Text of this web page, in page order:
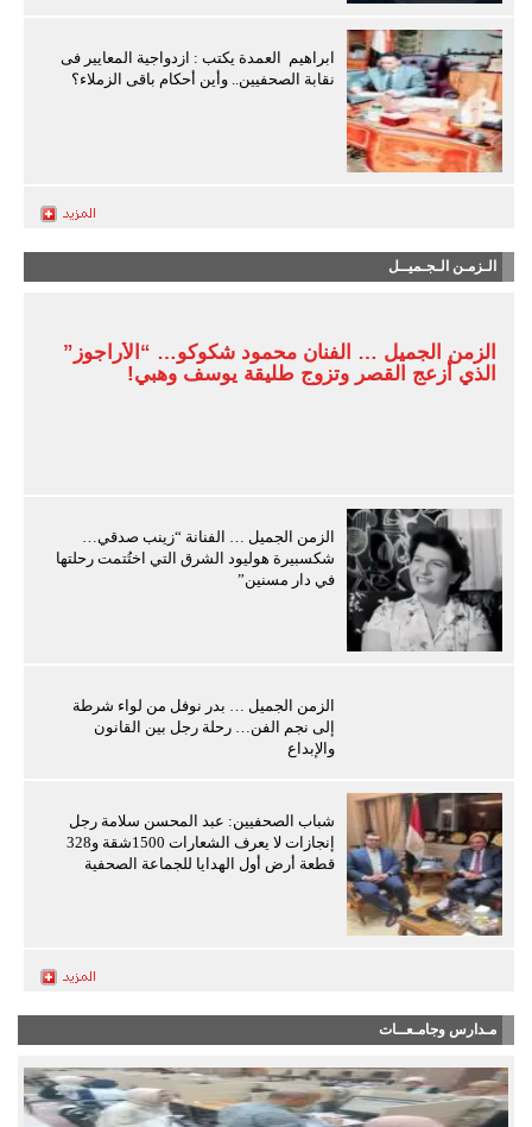
ابراهيم العمدة يكتب : ازدواجية المعايير فى
نقابة الصحفيين.. وأين أحكام باقى الزملاء؟
الـزمـن الـجـميــل
الزمن الجميل … الفنان محمود شكوكو… “الأراجوز”
الذي أزعج القصر وتزوج طليقة يوسف وهبي!
الزمن الجميل … الفنانة “زينب صدقي…
شكسبيرة هوليود الشرق التي اختُتمت رحلتها
في دار مسنين”
الزمن الجميل … بدر نوفل من لواء شرطة
إلى نجم الفن… رحلة رجل بين القانون
والإبداع
شباب الصحفيين: عبد المحسن سلامة رجل
إنجازات لا يعرف الشعارات 1500شقة و328
قطعة أرض أول الهدايا للجماعة الصحفية
مـدارس وجامـعــات